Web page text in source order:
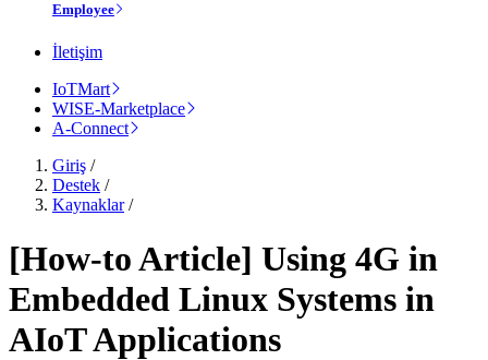
Employee
İletişim
IoTMart
WISE-Marketplace
A-Connect
Giriş /
Destek /
Kaynaklar/
[How-to Article] Using 4G in
Embedded Linux Systems in
AIoT Applications